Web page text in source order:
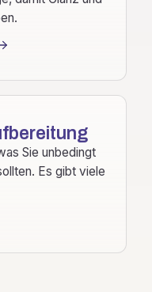
Sie unbedingt
Es gibt viele